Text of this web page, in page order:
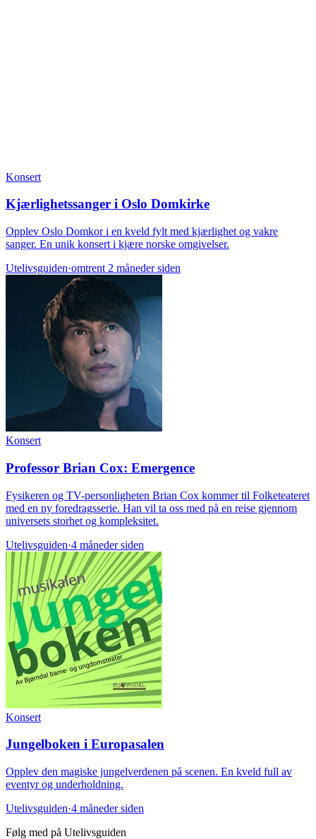
Konsert
Kjærlighetssanger i Oslo Domkirke
Opplev Oslo Domkor i en kveld fylt med kjærlighet og vakre
sanger. En unik konsert i kjære norske omgivelser.
Utelivsguiden·omtrent 2 måneder siden
Konsert
Professor Brian Cox: Emergence
Fysikeren og TV-personligheten Brian Cox kommer til Folketeateret
med en ny foredragsserie. Han vil ta oss med på en reise gjennom
universets storhet og kompleksitet.
Utelivsguiden·4 måneder siden
Konsert
Jungelboken i Europasalen
Opplev den magiske jungelverdenen på scenen. En kveld full av
eventyr og underholdning.
Utelivsguiden·4 måneder siden
Følg med på Utelivsguiden